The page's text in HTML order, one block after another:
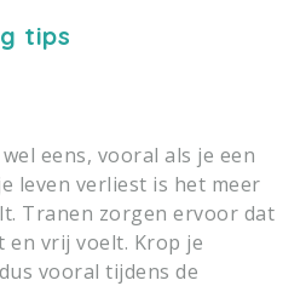
tips
eens, vooral als je een
leven verliest is het meer
Tranen zorgen ervoor dat
en vrij voelt. Krop je
vooral tijdens de